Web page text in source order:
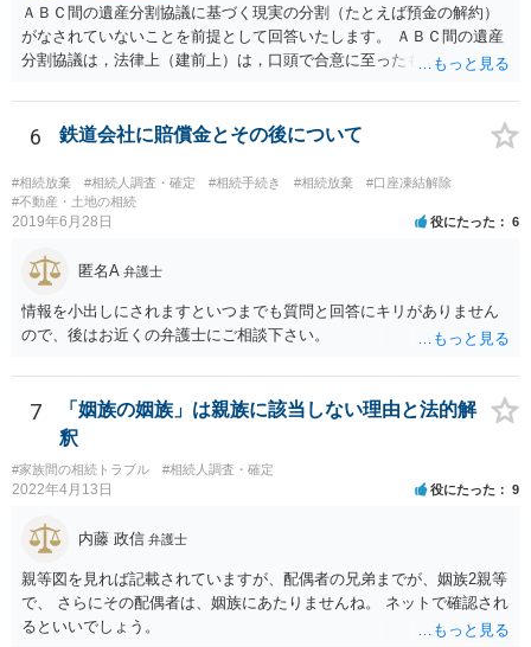
ＡＢＣ間の遺産分割協議に基づく現実の分割（たとえば預金の解約）
がなされていないことを前提として回答いたします。 ＡＢＣ間の遺産
分割協議は，法律上（建前上）は，口頭で合意に至ったものであって
ん。 また，不動産の名義を移転するためには，遺産分割協議書への署
名捺印を得る必要があります。 したがって，残念ながら，「ＡＢＣ間
の遺産分割協議が有効に成立している」という前提に基づく主張は困
難と思われます。 「ＡＢＣ間の遺産分割協議は未了のまま，ＡとＢが
死亡し，二次相続が発生した」という前提に基づいて協議を進める必
要があります。 もちろん，Ｃの立場としては，ＡＢＣ間の遺産分割協
人は応じない姿勢を示していることから，実現は困難だと思います。
しどころ）としては，譲歩することを甘受しなければならないかもし
れません。
6 鉄道会社に賠償金とその後について
#相続放棄 #相続人調査・確定 #相続手続き #相続放棄
#口座凍結解除
#不動産・土地の相続
2019年6月28日 役にたった 6
匿名A 弁護士
情報を小出しにされますといつまでも質問と回答にキリがありません
ので、後はお近くの弁護士にご相談下さい。
7
「姻族の姻族」は親族に該当しない理由と法的解
釈
#家族間の相続トラブル #相続人調査・確定
2022年4月13日 役にたった 9
内藤 政信 弁護士
親等図を見れば記載されていますが、配偶者の兄弟までが、姻族2親等
で、 さらにその配偶者は、姻族にあたりませんね。 ネットで確認され
るといいでしょう。